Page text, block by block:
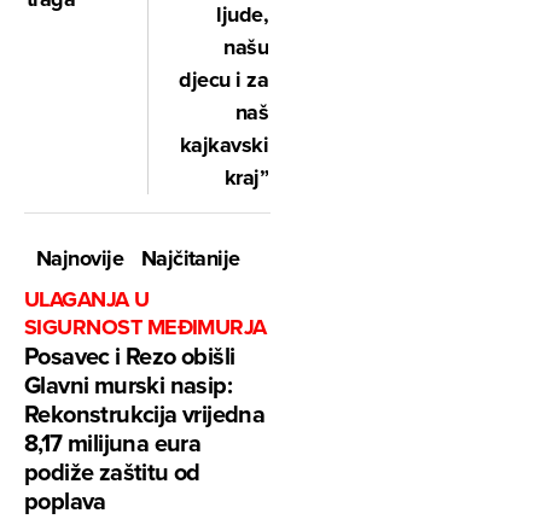
ljude,
našu
djecu i za
naš
kajkavski
kraj”
Najnovije
Najčitanije
ULAGANJA U
SIGURNOST MEĐIMURJA
Posavec i Rezo obišli
Glavni murski nasip:
Rekonstrukcija vrijedna
8,17 milijuna eura
podiže zaštitu od
poplava